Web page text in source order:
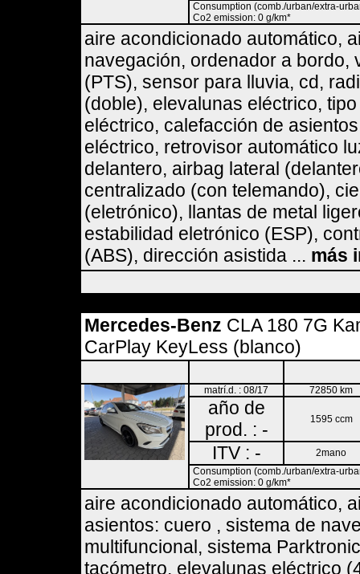
Consumption (comb./urban/extra-
Co2 emission: 0 g/km*
aire acondicionado automático,
navegación, ordenador a bordo,
(PTS), sensor para lluvia, cd,
(doble), elevalunas eléctrico,
eléctrico, calefacción de
eléctrico, retrovisor automático
delantero, airbag lateral
centralizado (con telemando),
(eletrónico), llantas de metal
estabilidad eletrónico (ESP),
(ABS), dirección asistida ... más
Mercedes-Benz CLA 180 7G
CarPlay KeyLess (blanco)
matrí.d. : 08/17 72850 km
año de
prod. : -
1595 ccm
ITV : -
2mano
Consumption (comb./urban/extra-
Co2 emission: 0 g/km*
aire acondicionado automático,
asientos: cuero , sistema de
multifuncional, sistema
tacómetro, elevalunas eléctrico